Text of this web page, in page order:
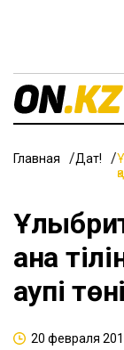
Главная Дат!
ана
қаупі
20 февраля